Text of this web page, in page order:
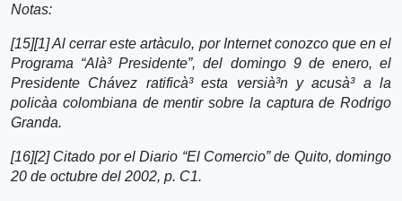
Notas:
[15][1] Al cerrar este artà­culo, por Internet conozco que en el
Programa “Alà³ Presidente”, del domingo 9 de enero, el
Presidente Chávez ratificà³ esta versià³n y acusà³ a la
policà­a colombiana de mentir sobre la captura de Rodrigo
Granda.
[16][2] Citado por el Diario “El Comercio” de Quito, domingo
20 de octubre del 2002, p. C1.